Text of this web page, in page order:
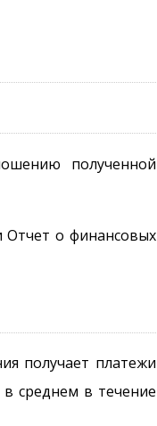
полученной
Отчет о финансовых
получает платежи
среднем в течение